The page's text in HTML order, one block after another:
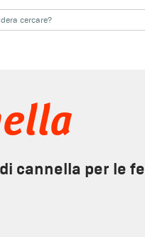
cannella per le